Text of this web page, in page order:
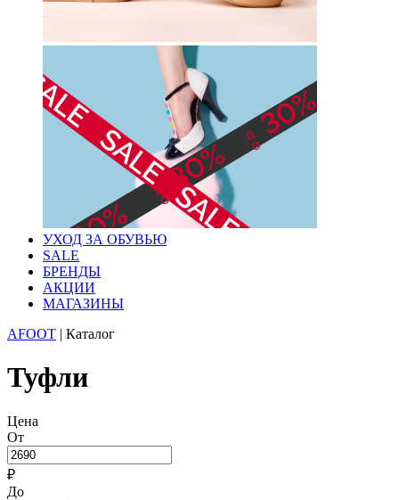
УХОД ЗА ОБУВЬЮ
SALE
БРЕНДЫ
АКЦИИ
МАГАЗИНЫ
AFOOT | Каталог
Туфли
Цена
От
₽
До